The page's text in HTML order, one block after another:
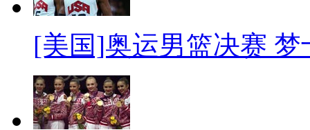
[美国]奥运男篮决赛